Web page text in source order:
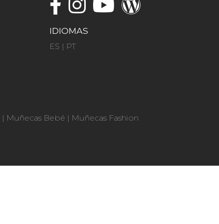
IDIOMAS
ES | PT
| Muñecas Bebé | Muñecas Fashion